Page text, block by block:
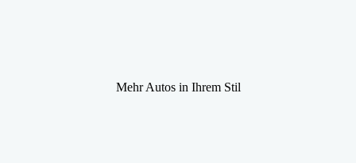
Mehr Autos in Ihrem Stil